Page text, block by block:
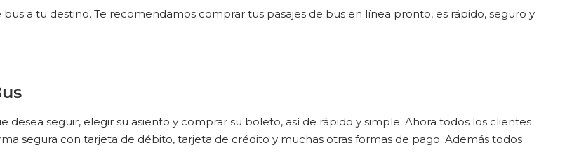
a tu destino. Te recomendamos comprar tus pasajes de bus en línea pronto, es rápido, seguro y
desea seguir, elegir su asiento y comprar su boleto, así de rápido y simple. Ahora todos los clientes
segura con tarjeta de débito, tarjeta de crédito y muchas otras formas de pago. Además todos